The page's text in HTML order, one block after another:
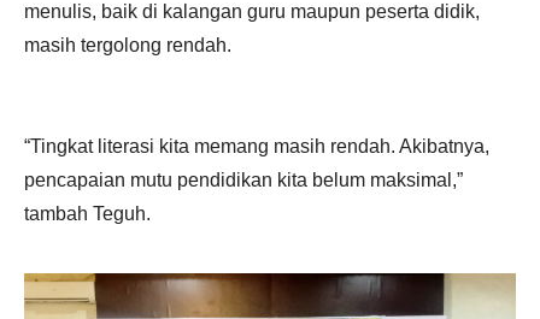
menulis, baik di kalangan guru maupun peserta didik,
masih tergolong rendah.
“Tingkat literasi kita memang masih rendah. Akibatnya,
pencapaian mutu pendidikan kita belum maksimal,”
tambah Teguh.